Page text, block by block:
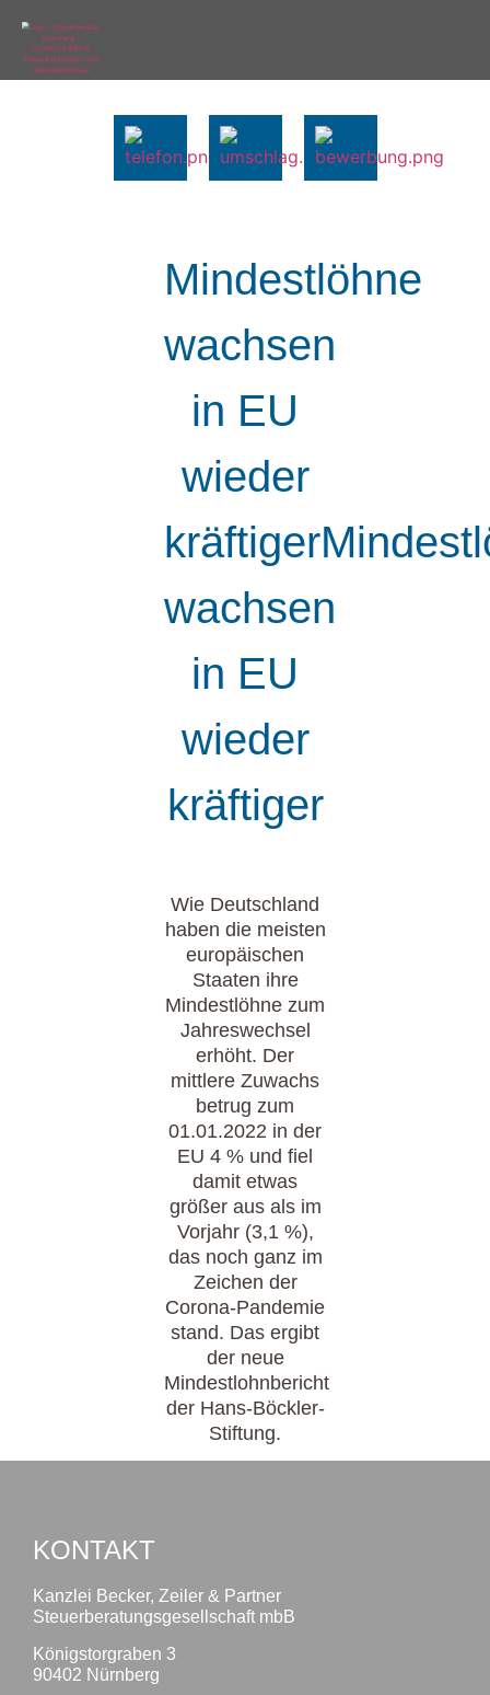
Mindestlöhne
wachsen
in EU
wieder
wachsen
in EU
wieder
kräftiger
Wie Deutschland
haben die meisten
europäischen
Staaten ihre
Mindestlöhne zum
Jahreswechsel
erhöht. Der
mittlere Zuwachs
betrug zum
01.01.2022 in der
EU 4 % und fiel
damit etwas
größer aus als im
Vorjahr (3,1 %),
das noch ganz im
Zeichen der
Corona-Pandemie
stand. Das ergibt
der neue
Mindestlohnbericht
der Hans-Böckler-
Stiftung.
KONTAKT
Kanzlei Becker, Zeiler & Partner
Steuerberatungsgesellschaft mbB
Königstorgraben 3
90402 Nürnberg